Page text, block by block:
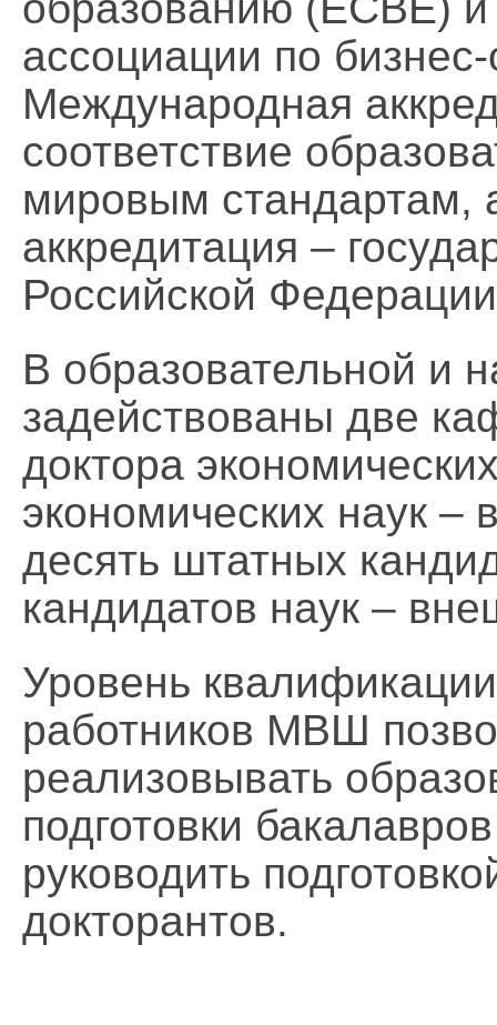
ассоциации по
Международная
соответствие
мировым стандартам,
аккредитация –
Российской
В образовательной и
задействованы две
доктора
экономических наук –
десять штатных
кандидатов наук –
Уровень
работников МВШ
реализовывать
подготовки
руководить
докторантов.